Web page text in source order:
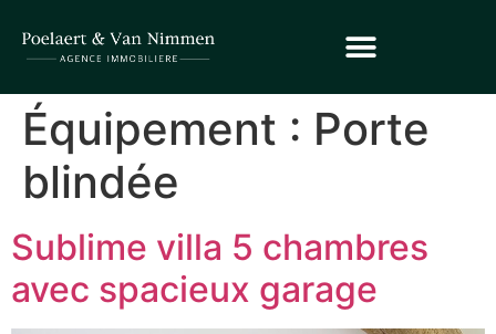
Équipement : Porte
blindée
Sublime villa 5 chambres
avec spacieux garage